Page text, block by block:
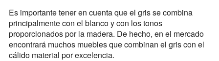
Es importante tener en cuenta que el gris se combina
principalmente con el blanco y con los tonos
proporcionados por la madera. De hecho, en el mercado
encontrará muchos muebles que combinan el gris con el
cálido material por excelencia.